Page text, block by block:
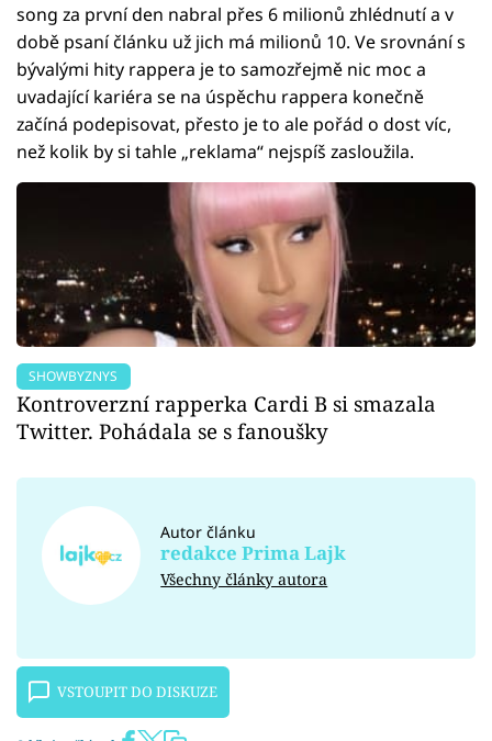
song za první den nabral přes 6 milionů zhlédnutí a v
době psaní článku už jich má milionů 10. Ve srovnání s
bývalými hity rappera je to samozřejmě nic moc a
uvadající kariéra se na úspěchu rappera konečně
začíná podepisovat, přesto je to ale pořád o dost víc,
než kolik by si tahle „reklama“ nejspíš zasloužila.
SHOWBYZNYS
Kontroverzní rapperka Cardi B si smazala
Twitter. Pohádala se s fanoušky
Autor článku
redakce Prima Lajk
Všechny články autora
VSTOUPIT DO DISKUZE